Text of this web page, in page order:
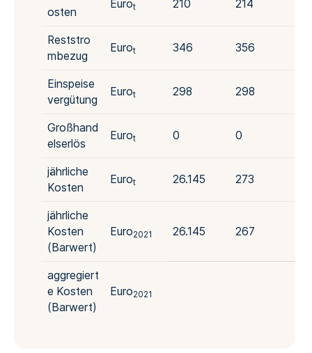
osten
Eurot 210 214
Reststro
mbezug
Eurot 346 356
Einspeise
vergütung
Eurot 298 298
Großhand
elserlös
Eurot 0 0
jährliche
Kosten
Eurot 26.145 273
jährliche
Kosten
(Barwert)
Euro2021 26.145 267
aggregiert
e Kosten
(Barwert)
Euro2021